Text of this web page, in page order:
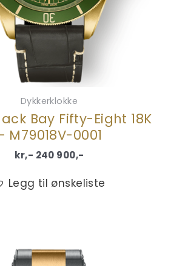
Dykkerklokke
Bay Fifty-Eight 18K
M79018V-0001
kr,- 240 900,-
Legg til ønskeliste